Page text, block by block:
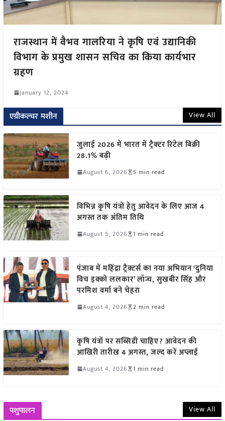
राजस्थान में वैभव गालरिया ने कृषि एवं उद्यानिकी
विभाग के प्रमुख शासन सचिव का किया कार्यभार
ग्रहण
January 12, 2024
एग्रीकल्चर मशीन View All
जुलाई 2026 में भारत में ट्रैक्टर रिटेल बिक्री
28.1% बढ़ी
August 6, 2026 5 min read
विभिन्न कृषि यंत्रों हेतु आवेदन के लिए आज 4
अगस्त तक अंतिम तिथि
August 5, 2026 1 min read
पंजाब में महिंद्रा ट्रैक्टर्स का नया अभियान ‘दुनिया
विच इक्को ललकार’ लॉन्च, सुखबीर सिंह और
परमिश वर्मा बने चेहरा
August 4, 2026 2 min read
कृषि यंत्रों पर सब्सिडी चाहिए? आवेदन की
आखिरी तारीख 4 अगस्त, जल्द करें अप्लाई
August 4, 2026 1 min read
पशुपालन View All